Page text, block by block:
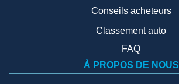
Conseils acheteurs
Classement auto
FAQ
À PROPOS DE NOUS